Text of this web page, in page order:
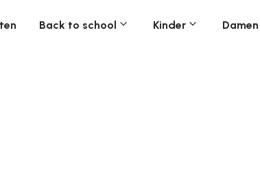
Back to school Kinder Damen